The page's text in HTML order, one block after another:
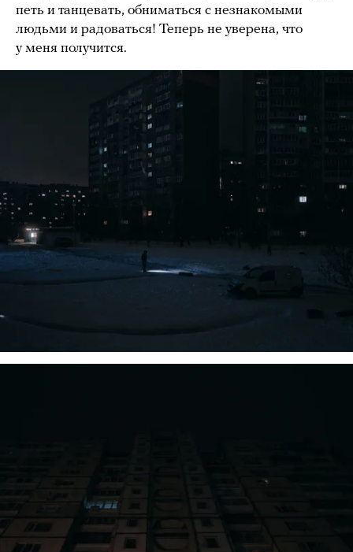
петь и танцевать, обниматься с незнакомыми
людьми и радоваться! Теперь не уверена, что
у меня получится.